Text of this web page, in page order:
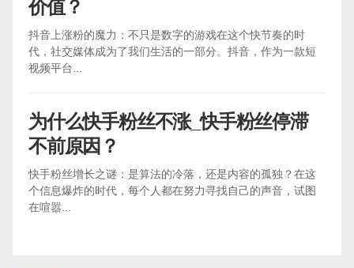
价值？
抖音上涨粉的魔力：不只是数字的游戏在这个快节奏的时
代，社交媒体成为了我们生活的一部分。抖音，作为一款短
视频平台...
为什么快手粉丝不涨_快手粉丝停滞
不前原因？
快手粉丝增长之谜：是算法的冷落，还是内容的孤独？在这
个信息爆炸的时代，每个人都在努力寻找自己的声音，试图
在喧嚣...